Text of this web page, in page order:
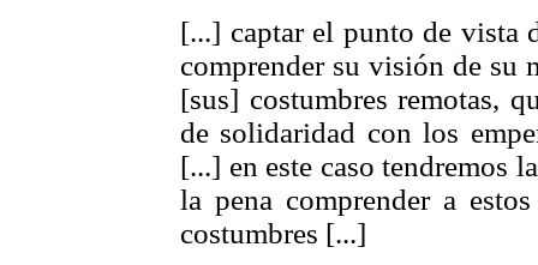
[...] captar el punto de vista
comprender su visión de su
[sus] costumbres remotas,
de solidaridad con los
[...] en este caso tendremos
la pena comprender a
costumbres [...]